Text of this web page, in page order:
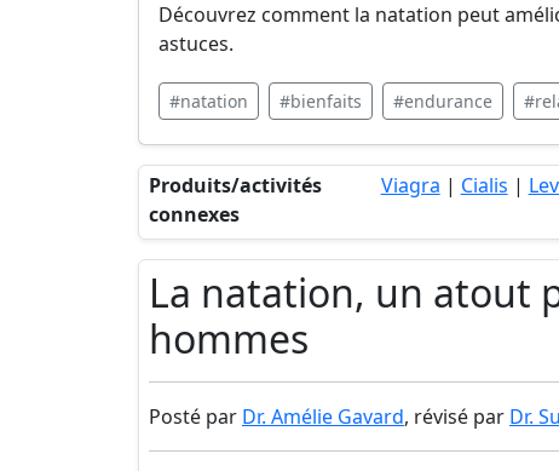
Découvrez comment la natation peut
astuces.
#natation #bienfaits #endurance
Produits/activités
connexes
Viagra | Cialis |
La natation, un atout
hommes
Posté par Dr. Amélie Gavard, révisé par Dr.